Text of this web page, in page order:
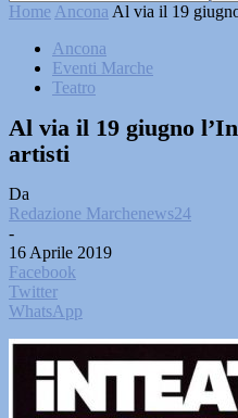
Home Ancona Al via il 19
Ancona
Eventi Marche
Teatro
Al via il 19 giugno
artisti
Da
Redazione Marchenews24
-
16 Aprile 2019
Facebook
Twitter
WhatsApp